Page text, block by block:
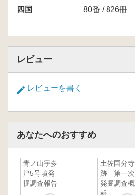
四国
80番 / 826冊
レビュー
レビューを書く
あなたへのおすすめ
青ノ山宇多
津5号墳発
掘調査報告
土佐国分寺
跡 第一次
発掘調査概
報